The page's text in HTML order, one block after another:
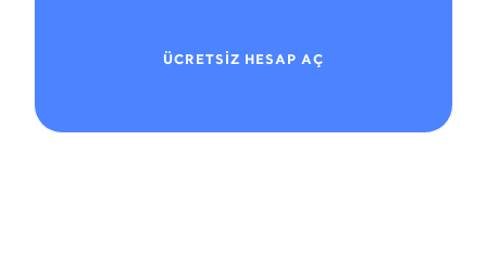
ÜCRETSİZ HESAP AÇ